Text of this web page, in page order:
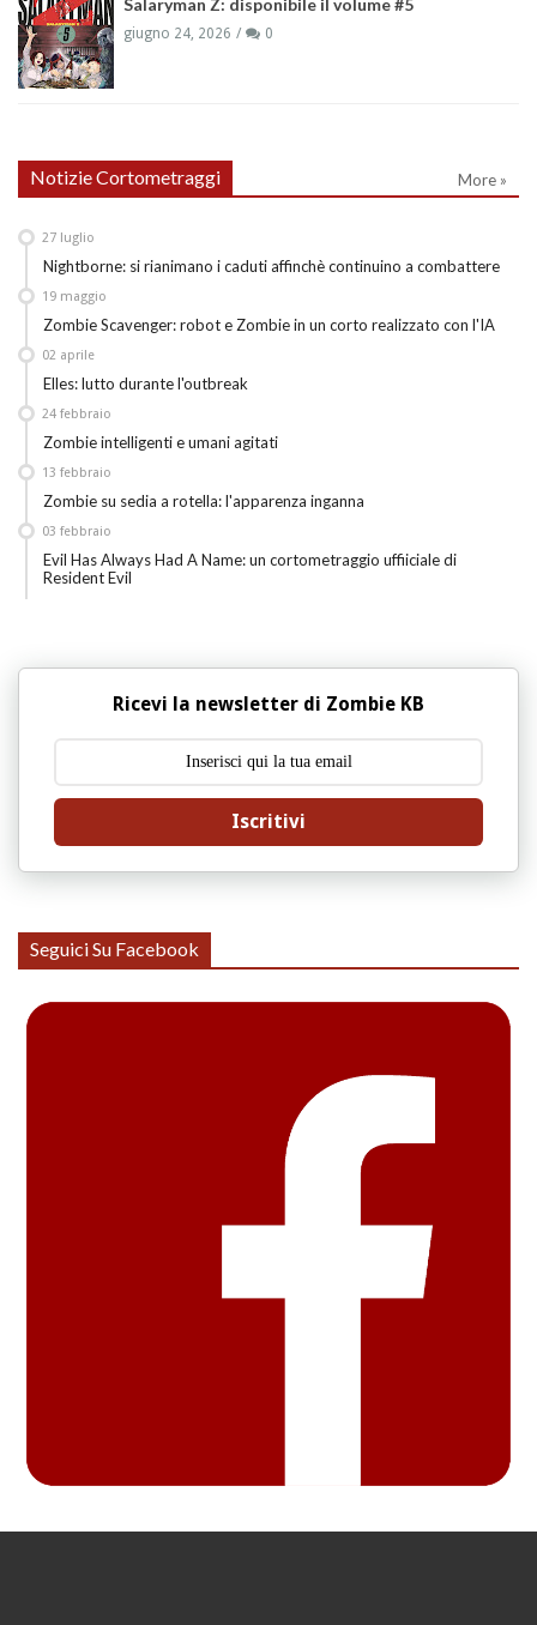
Salaryman Z: disponibile il volume #5
giugno 24, 2026 0
Notizie Cortometraggi More »
Nightborne: si rianimano i caduti affinchè continuino a combattere
27 luglio
Zombie Scavenger: robot e Zombie in un corto realizzato con l'IA
19 maggio
Elles: lutto durante l'outbreak
02 aprile
Zombie intelligenti e umani agitati
24 febbraio
Zombie su sedia a rotella: l'apparenza inganna
13 febbraio
Evil Has Always Had A Name: un cortometraggio uffiiciale di
Resident Evil
03 febbraio
Ricevi la newsletter di Zombie KB
Iscritivi
Seguici Su Facebook